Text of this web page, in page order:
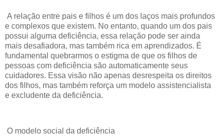
A relação entre pais e filhos é um dos laços mais profundos
e complexos que existem. No entanto, quando um dos pais
possui alguma deficiência, essa relação pode ser ainda
mais desafiadora, mas também rica em aprendizados. É
fundamental quebrarmos o estigma de que os filhos de
pessoas com deficiência são automaticamente seus
cuidadores. Essa visão não apenas desrespeita os direitos
dos filhos, mas também reforça um modelo assistencialista
e excludente da deficiência.
O modelo social da deficiência